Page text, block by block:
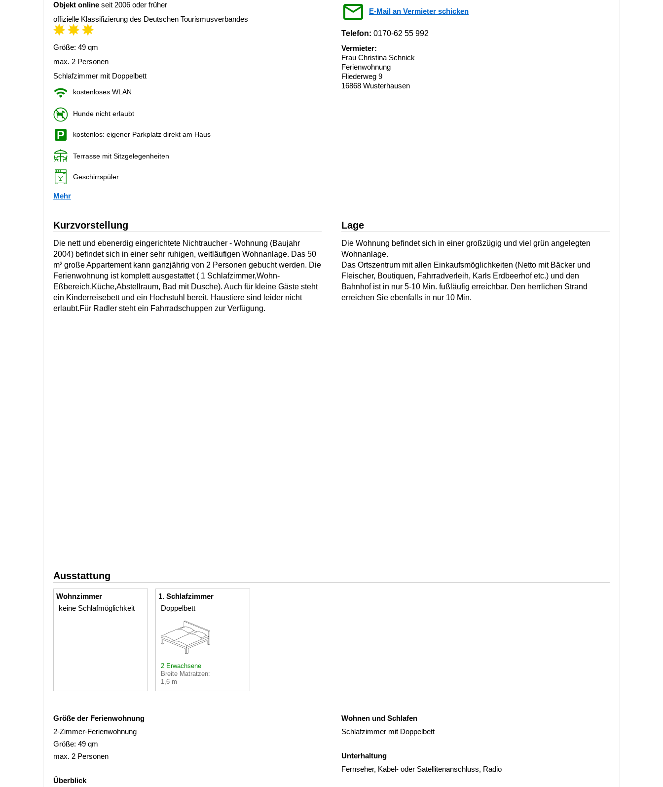
Objekt online seit 2006 oder früher
offizielle Klassifizierung des Deutschen Tourismusverbandes
Größe: 49 qm
max. 2 Personen
Schlafzimmer mit Doppelbett
kostenloses WLAN
Hunde nicht erlaubt
kostenlos: eigener Parkplatz direkt am Haus
Terrasse mit Sitzgelegenheiten
Geschirrspüler
Mehr
E-Mail an Vermieter schicken
Telefon: 0170-62 55 992
Vermieter:
Frau Christina Schnick
Ferienwohnung
Fliederweg 9
16868 Wusterhausen
Kurzvorstellung
Die nett und ebenerdig eingerichtete Nichtraucher - Wohnung (Baujahr
2004) befindet sich in einer sehr ruhigen, weitläufigen Wohnanlage. Das 50
m² große Appartement kann ganzjährig von 2 Personen gebucht werden. Die
Ferienwohnung ist komplett ausgestattet ( 1 Schlafzimmer,Wohn-
Eßbereich,Küche,Abstellraum, Bad mit Dusche). Auch für kleine Gäste steht
ein Kinderreisebett und ein Hochstuhl bereit. Haustiere sind leider nicht
erlaubt.Für Radler steht ein Fahrradschuppen zur Verfügung.
Lage
Die Wohnung befindet sich in einer großzügig und viel grün angelegten
Wohnanlage.
Das Ortszentrum mit allen Einkaufsmöglichkeiten (Netto mit Bäcker und
Fleischer, Boutiquen, Fahrradverleih, Karls Erdbeerhof etc.) und den
Bahnhof ist in nur 5-10 Min. fußläufig erreichbar. Den herrlichen Strand
erreichen Sie ebenfalls in nur 10 Min.
Ausstattung
Wohnzimmer
keine Schlafmöglichkeit
1. Schlafzimmer
Doppelbett
2 Erwachsene
Breite Matratzen:
1,6 m
Größe der Ferienwohnung
2-Zimmer-Ferienwohnung
Größe: 49 qm
max. 2 Personen
Überblick
Wohnen und Schlafen
Schlafzimmer mit Doppelbett
Unterhaltung
Fernseher, Kabel- oder Satellitenanschluss, Radio